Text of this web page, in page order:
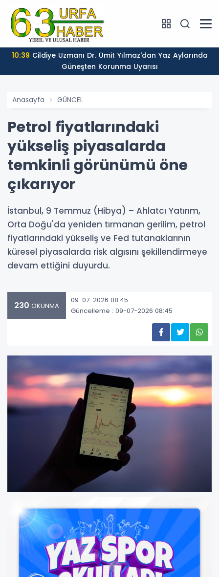
10:39
Güneşten Korunma Uyarısı
Anasayfa GÜNCEL
Petrol fiyatlarındaki
yükseliş piyasalarda
temkinli görünümü öne
çıkarıyor
İstanbul, 9 Temmuz (Hibya) – Ahlatcı Yatırım,
Orta Doğu'da yeniden tırmanan gerilim, petrol
fiyatlarındaki yükseliş ve Fed tutanaklarının
küresel piyasalarda risk algısını şekillendirmeye
devam ettiğini duyurdu.
230 OKUNMA
09-07-2026 08:45
Güncelleme : 09-07-2026 08:45